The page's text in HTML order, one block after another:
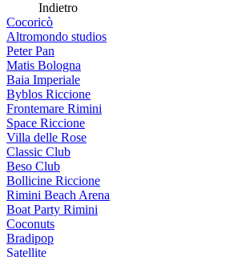
Indietro
Cocoricò
Altromondo studios
Peter Pan
Matis Bologna
Baia Imperiale
Byblos Riccione
Frontemare Rimini
Space Riccione
Villa delle Rose
Classic Club
Beso Club
Bollicine Riccione
Rimini Beach Arena
Boat Party Rimini
Coconuts
Bradipop
Satellite